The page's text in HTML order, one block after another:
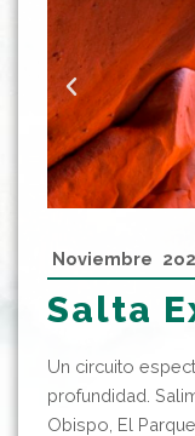
Noviembre
Salta
Un circuito
profundidad.
Obispo, El